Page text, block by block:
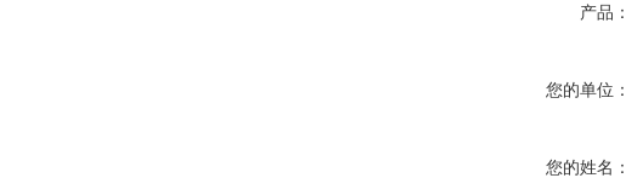
产品：
您的单位：
您的姓名：